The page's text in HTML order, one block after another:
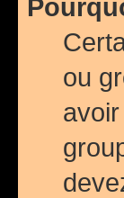
ou